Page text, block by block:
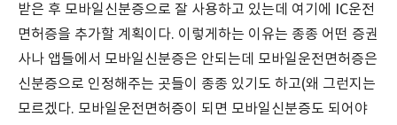
받은 후 모바일신분증으로 잘 사용하고 있는데 여기에 IC운전
면허증을 추가할 계획이다. 이렇게하는 이유는 종종 어떤 증권
사나 앱들에서 모바일신분증은 안되는데 모바일운전면허증은
신분증으로 인정해주는 곳들이 종종 있기도 하고(왜 그런지는
모르겠다. 모바일운전면허증이 되면 모바일신분증도 되어야